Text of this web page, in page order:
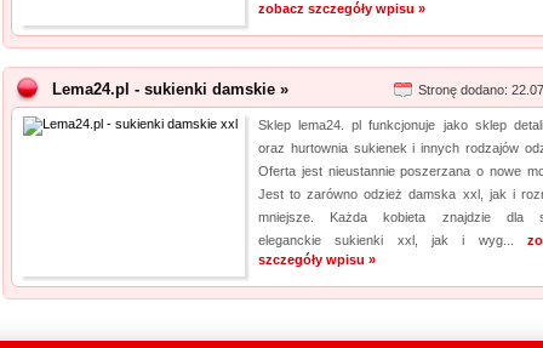
zobacz szczegóły wpisu »
Lema24.pl - sukienki damskie » Stronę dodano:
Sklep lema24. pl funkcjonuje jako sklep
oraz hurtownia sukienek i innych rodzajów
Oferta jest nieustannie poszerzana o nowe
Jest to zarówno odzież damska xxl, jak i
mniejsze. Każda kobieta znajdzie dla
eleganckie sukienki xxl, jak i wyg...
szczegóły wpisu »